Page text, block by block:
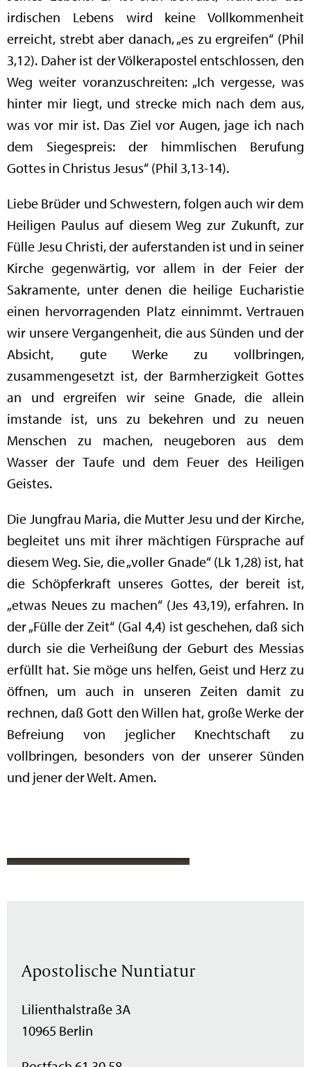
irdischen Lebens wird keine Vollkommenheit
erreicht, strebt aber danach, „es zu ergreifen“ (Phil
3,12). Daher ist der Völkerapostel entschlossen, den
Weg weiter voranzuschreiten: „Ich vergesse, was
hinter mir liegt, und strecke mich nach dem aus,
was vor mir ist. Das Ziel vor Augen, jage ich nach
dem Siegespreis: der himmlischen Berufung
Gottes in Christus Jesus“ (Phil 3,13-14).
Liebe Brüder und Schwestern, folgen auch wir dem
Heiligen Paulus auf diesem Weg zur Zukunft, zur
Fülle Jesu Christi, der auferstanden ist und in seiner
Kirche gegenwärtig, vor allem in der Feier der
Sakramente, unter denen die heilige Eucharistie
einen hervorragenden Platz einnimmt. Vertrauen
wir unsere Vergangenheit, die aus Sünden und der
Absicht, gute Werke zu vollbringen,
zusammengesetzt ist, der Barmherzigkeit Gottes
an und ergreifen wir seine Gnade, die allein
imstande ist, uns zu bekehren und zu neuen
Menschen zu machen, neugeboren aus dem
Wasser der Taufe und dem Feuer des Heiligen
Geistes.
Die Jungfrau Maria, die Mutter Jesu und der Kirche,
begleitet uns mit ihrer mächtigen Fürsprache auf
diesem Weg. Sie, die „voller Gnade“ (Lk 1,28) ist, hat
die Schöpferkraft unseres Gottes, der bereit ist,
„etwas Neues zu machen“ (Jes 43,19), erfahren. In
der „Fülle der Zeit“ (Gal 4,4) ist geschehen, daß sich
durch sie die Verheißung der Geburt des Messias
erfüllt hat. Sie möge uns helfen, Geist und Herz zu
öffnen, um auch in unseren Zeiten damit zu
rechnen, daß Gott den Willen hat, große Werke der
Befreiung von jeglicher Knechtschaft zu
vollbringen, besonders von der unserer Sünden
und jener der Welt. Amen.
Apostolische Nuntiatur
Lilienthalstraße 3A
10965 Berlin